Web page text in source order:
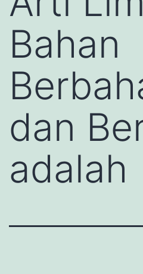
Bahan
dan
adalah